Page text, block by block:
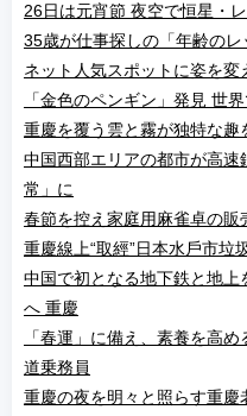
26日は元宵節 夜空で恒星・
35歳が仕事探しの「年齢の
ネット人気スポットに姿を
「金色のペンギン」発見 世
重慶を覆う雲と霧が独特な趣
中国西部エリアの都市が高速
常」に
春節を控え家庭用麻雀卓の販
重慶線上“取經”日本水戶市垃
中国で初となる地下鉄と地
へ 重慶
「春運」に備え、素養を高
道乗務員
重慶の夜を明々と照らす重慶